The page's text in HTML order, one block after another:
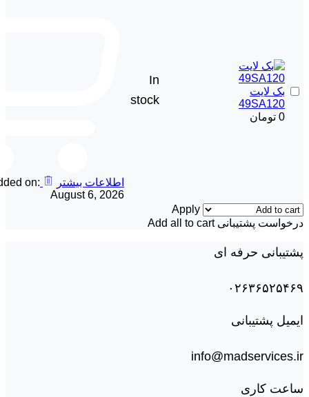
بک لايت
49SA120
0 تومان
In
stock
اطلاعات بیشتر
on:
August 6, 2026
Apply
درخواست پشتیبانی Add all to cart
پشتیبانی حرفه ای
۰۲۶۳۶۵۲۵۴۶۹
ایمیل پشتیبانی
info@madservices.ir
ساعت کاری